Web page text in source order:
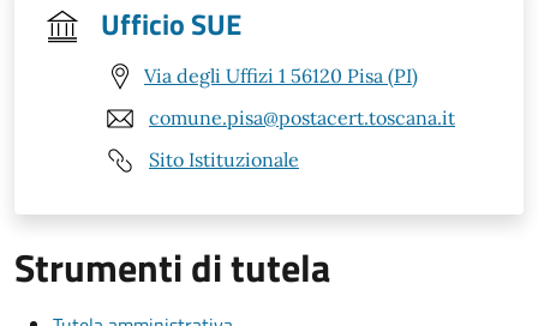
Ufficio SUE
Via degli Uffizi 1 56120 Pisa (PI)
comune.pisa@postacert.toscana.it
Sito Istituzionale
Strumenti di tutela